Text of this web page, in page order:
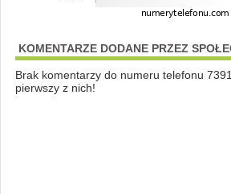
KOMENTARZE DODANE PRZEZ
Brak komentarzy do numeru telefonu
pierwszy z nich!